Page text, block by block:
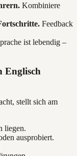
Kombiniere
Feedback
ist lebendig –
Englisch
stellt sich am
liegen.
ausprobiert.